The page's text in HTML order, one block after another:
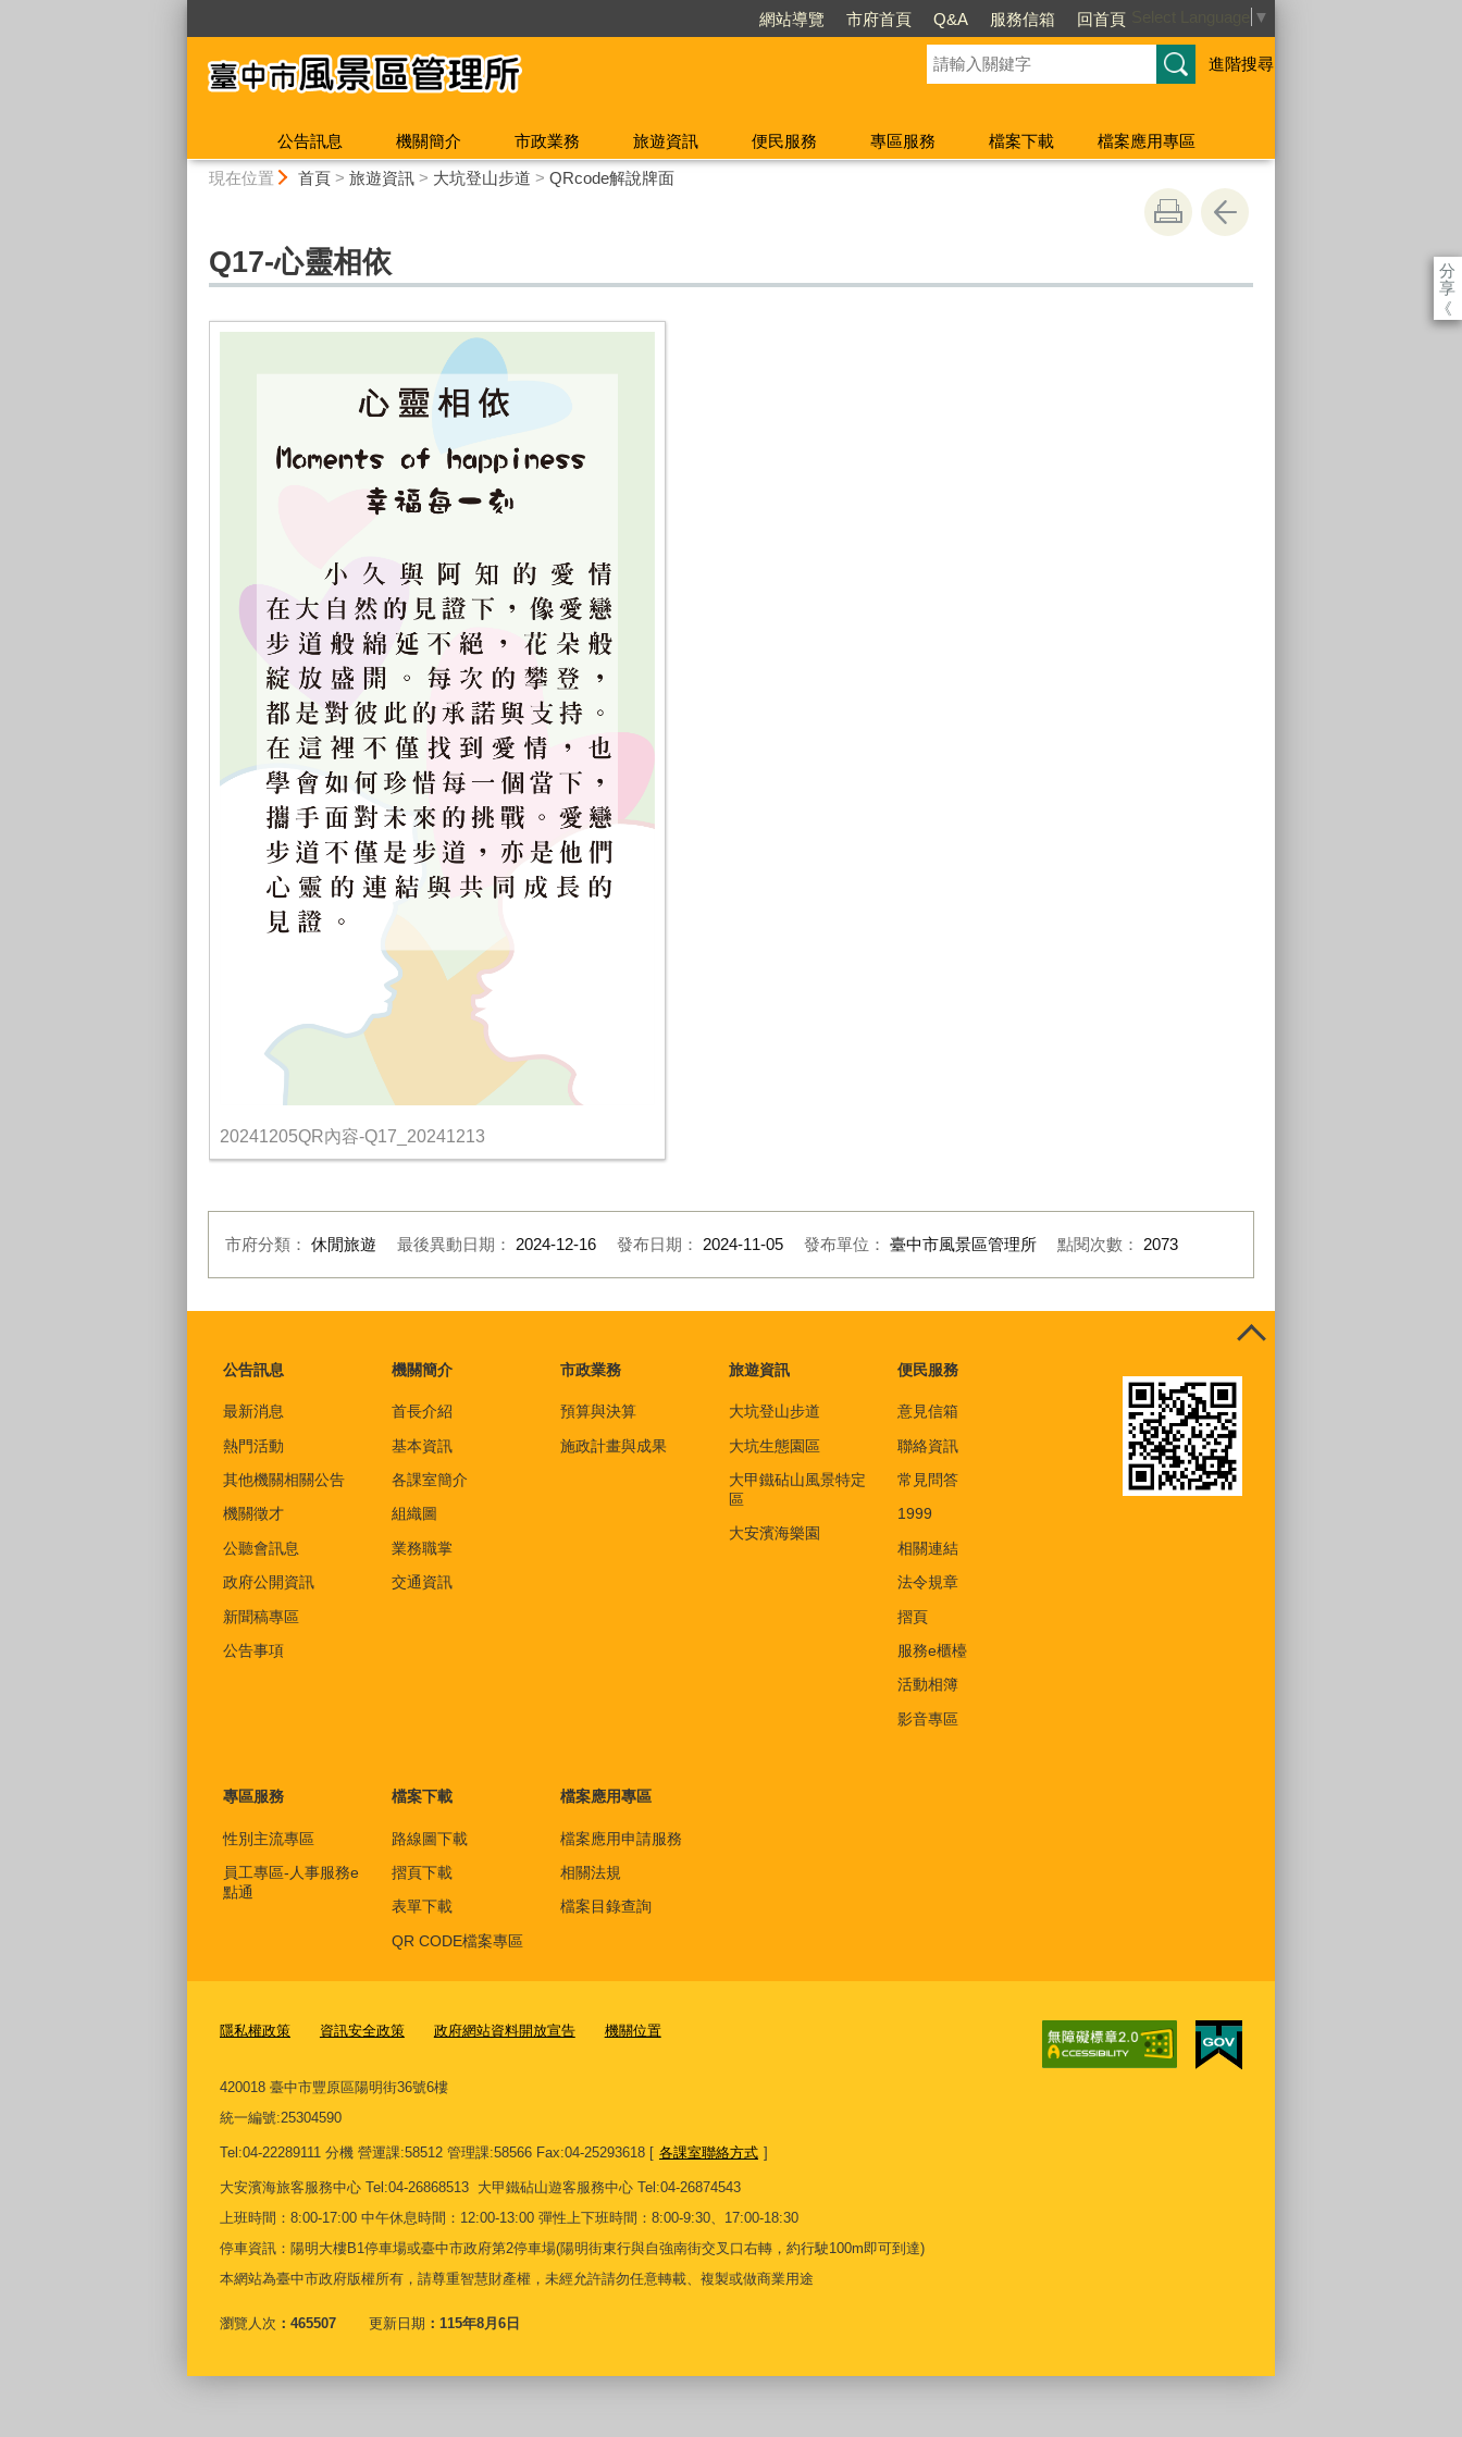
網站導覽 市府首頁 Q&A 服務信箱 回首頁 ▼
進階搜尋
公告訊息 機關簡介 市政業務 旅遊資訊 便民服務 專區服務 檔案下載
檔案應用專區
現在位置 首頁> 旅遊資訊> 大坑登山步道 > QRcode解說牌面
分
享
《
Q17-心靈相依
20241205QR內容-Q17_20241213
市府分類： 休閒旅遊 最後異動日期： 2024-12-16 發布日期： 2024-11-05 發布單位： 臺中市風景區管理所 點閱次數： 2073
公告訊息
最新消息
熱門活動
其他機關相關公告
機關徵才
公聽會訊息
政府公開資訊
新聞稿專區
公告事項
機關簡介
首長介紹
基本資訊
各課室簡介
組織圖
業務職掌
交通資訊
市政業務
預算與決算
施政計畫與成果
旅遊資訊
大坑登山步道
大坑生態園區
大甲鐵砧山風景特定
區
大安濱海樂園
便民服務
意見信箱
聯絡資訊
常見問答
1999
相關連結
法令規章
摺頁
服務e櫃檯
活動相簿
影音專區
專區服務
性別主流專區
員工專區-人事服務e
點通
檔案下載
路線圖下載
摺頁下載
表單下載
QR CODE檔案專區
檔案應用專區
檔案應用申請服務
相關法規
檔案目錄查詢
隱私權政策 資訊安全政策 政府網站資料開放宣告 機關位置
420018 臺中市豐原區陽明街36號6樓
統一編號:25304590
Tel:04-22289111 分機 營運課:58512 管理課:58566 Fax:04-25293618 [ 各課室聯絡方式 ]
大安濱海旅客服務中心 Tel:04-26868513 大甲鐵砧山遊客服務中心 Tel:04-26874543
上班時間：8:00-17:00 中午休息時間：12:00-13:00 彈性上下班時間：8:00-9:30、17:00-18:30
停車資訊：陽明大樓B1停車場或臺中市政府第2停車場(陽明街東行與自強南街交叉口右轉，約行駛100m即可到達)
本網站為臺中市政府版權所有，請尊重智慧財產權，未經允許請勿任意轉載、複製或做商業用途
瀏覽人次 465507 更新日期 115年8月6日